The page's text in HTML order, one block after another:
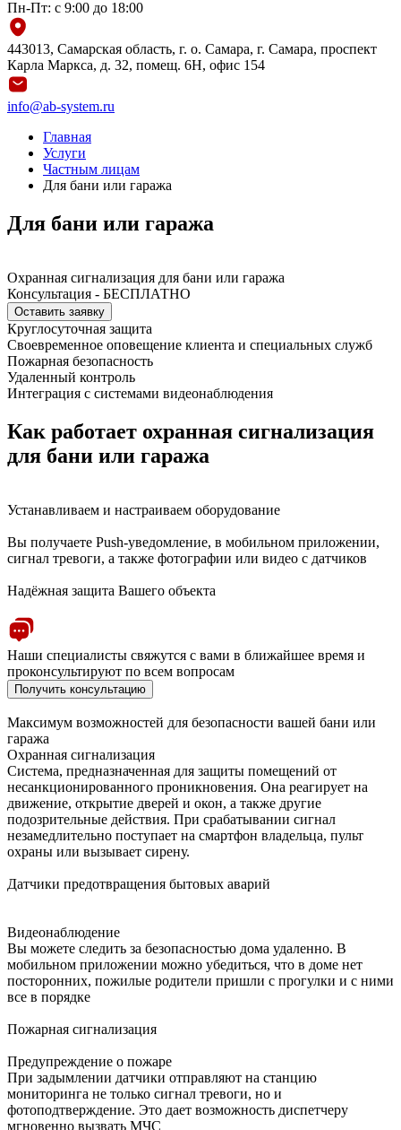
Пн-Пт: с 9:00 до 18:00
443013, Самарская область, г. о. Самара, г. Самара, проспект
Карла Маркса, д. 32, помещ. 6Н, офис 154
info@ab-system.ru
Главная
Услуги
Частным лицам
Для бани или гаража
Для бани или гаража
Охранная сигнализация для бани или гаража
Консультация - БЕСПЛАТНО
Оставить заявку
Круглосуточная защита
Своевременное оповещение клиента и специальных служб
Пожарная безопасность
Удаленный контроль
Интеграция с системами видеонаблюдения
Как работает охранная сигнализация
для бани или гаража
Устанавливаем и настраиваем оборудование
Вы получаете Push-уведомление, в мобильном приложении,
сигнал тревоги, а также фотографии или видео с датчиков
Надёжная защита Вашего объекта
Наши специалисты свяжутся с вами в ближайшее время и
проконсультируют по всем вопросам
Получить консультацию
Максимум возможностей для безопасности вашей бани или
гаража
Охранная сигнализация
Система, предназначенная для защиты помещений от
несанкционированного проникновения. Она реагирует на
движение, открытие дверей и окон, а также другие
подозрительные действия. При срабатывании сигнал
незамедлительно поступает на смартфон владельца, пульт
охраны или вызывает сирену.
Датчики предотвращения бытовых аварий
Видеонаблюдение
Вы можете следить за безопасностью дома удаленно. В
мобильном приложении можно убедиться, что в доме нет
посторонних, пожилые родители пришли с прогулки и с ними
все в порядке
Пожарная сигнализация
Предупреждение о пожаре
При задымлении датчики отправляют на станцию
мониторинга не только сигнал тревоги, но и
фотоподтверждение. Это дает возможность диспетчеру
мгновенно вызвать МЧС